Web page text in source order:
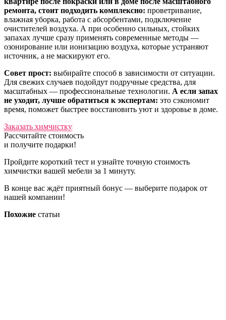
ремонта, стоит подходить комплексно: проветривание,
влажная уборка, работа с абсорбентами, подключение
очистителей воздуха. А при особенно сильных, стойких
запахах лучше сразу применять современные методы —
озонирование или ионизацию воздуха, которые устраняют
источник, а не маскируют его.
Совет прост: выбирайте способ в зависимости от ситуации.
Для свежих случаев подойдут подручные средства, для
масштабных — профессиональные технологии. А если запах
не уходит, лучше обратиться к экспертам: это сэкономит
время, поможет быстрее восстановить уют и здоровье в доме.
Заказать химчистку
Рассчитайте стоимость
и получите подарки!
Пройдите короткий тест и узнайте точную стоимость
химчистки вашей мебели за 1 минуту.
В конце вас ждёт приятный бонус — выберите подарок от
нашей компании!
Похожие статьи